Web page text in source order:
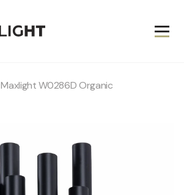
Maxlight W0286D Organic